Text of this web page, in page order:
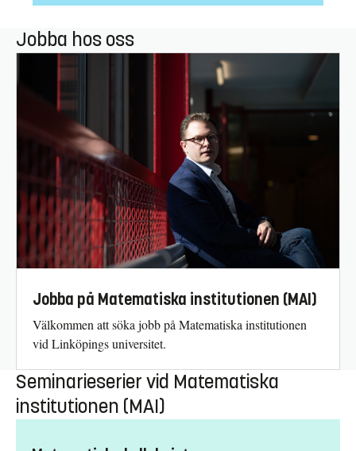
Jobba hos oss
Jobba på Matematiska institutionen (MAI)
Välkommen att söka jobb på Matematiska institutionen
vid Linköpings universitet.
Seminarieserier vid Matematiska
institutionen (MAI)